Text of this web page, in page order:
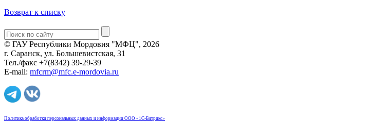
Возврат к списку
© ГАУ Республики Мордовия "МФЦ", 2026
г. Саранск, ул. Большевистская, 31
Тел./факс +7(8342) 39-29-39
E-mail: mfcrm@mfc.e-mordovia.ru
Политика обработки персональных данных и информации ООО «1С-Битрикс»